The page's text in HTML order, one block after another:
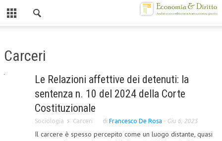
CHI SIAMO
MISSION
CENTRO STUDI
Carceri
Le Relazioni affettive dei detenuti: la
sentenza n. 10 del 2024 della Corte
Costituzionale
Sociologia Carceri di Francesco De Rosa - Giu 6, 2025
Il carcere è spesso percepito come un luogo distante, quasi